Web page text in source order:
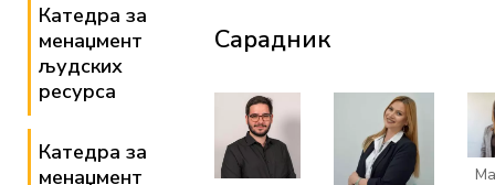
Катедра за
менаџмент
људских
ресурса
Катедра за
менаџмент
Сарадник